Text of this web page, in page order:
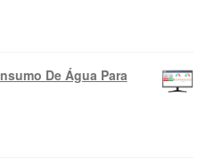
De Água Para